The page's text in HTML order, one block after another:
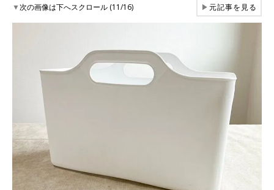
▼次の画像は下へスクロール (11/16) ▶元記事を見る